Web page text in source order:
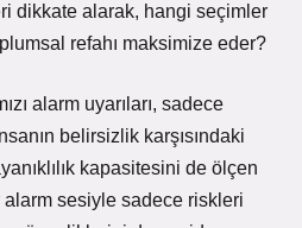
dikkate alarak, hangi seçimler
refahı maksimize eder?
alarm uyarıları, sadece
belirsizlik karşısındaki
kapasitesini de ölçen
alarm sesiyle sadece riskleri